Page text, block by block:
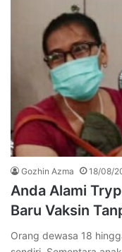
Gozhin Azma 18/08/
Anda Alami
Baru Vaksin
Orang dewasa 18